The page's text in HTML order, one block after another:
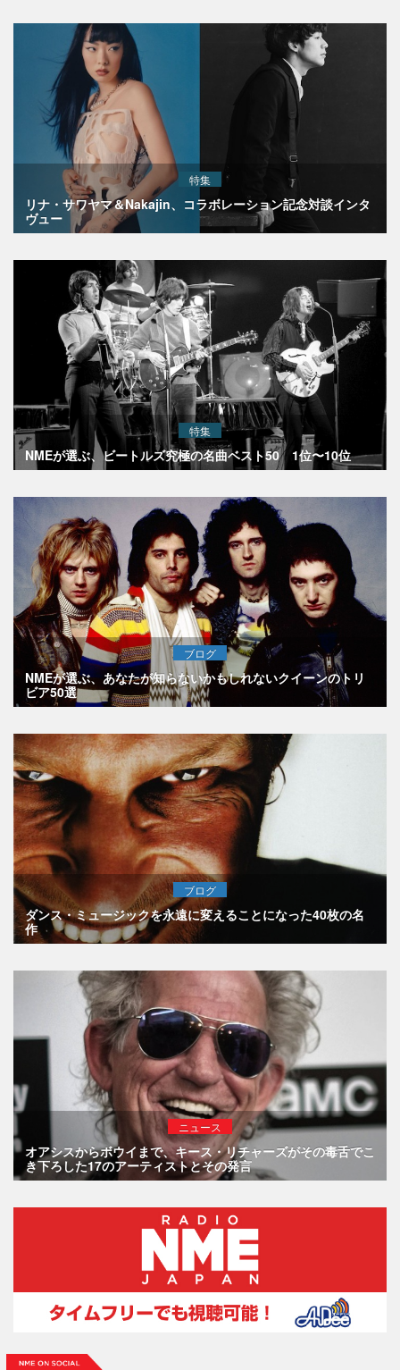
特集
リナ・サワヤマ＆Nakajin、コラボレーション記念対談インタ
ヴュー
特集
NMEが選ぶ、ビートルズ究極の名曲ベスト50 1位〜10位
ブログ
NMEが選ぶ、あなたが知らないかもしれないクイーンのトリ
ビア50選
ブログ
ダンス・ミュージックを永遠に変えることになった40枚の名
作
ニュース
オアシスからボウイまで、キース・リチャーズがその毒舌でこ
き下ろした17のアーティストとその発言